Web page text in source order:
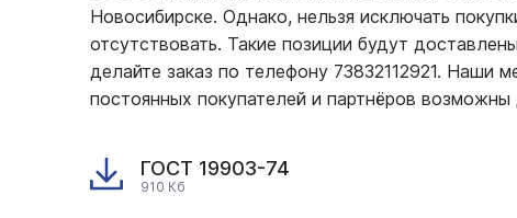
Новосибирске. Однако, нельзя исключать
отсутствовать. Такие позиции будут
делайте заказ по телефону 73832112921.
постоянных покупателей и партнёров
ГОСТ 19903-74
910 Кб